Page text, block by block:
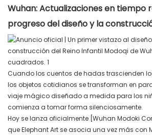
Wuhan: Actualizaciones en tiempo
progreso del diseño y la
Cuando los cuentos de hadas trascienden
los objetos cotidianos se transforman en
viaje mágico diseñado a medida para los
comienza a tomar forma silenciosamente.
Hoy se lanza oficialmente [Wuhan Modoki
que Elephant Art se asocia una vez más con